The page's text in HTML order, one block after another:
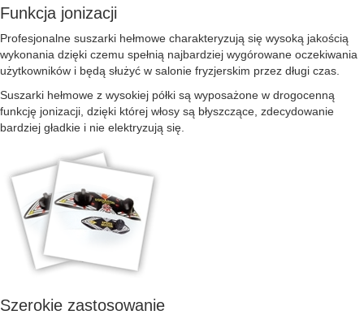
Funkcja jonizacji
Profesjonalne suszarki hełmowe charakteryzują się wysoką jakością
wykonania dzięki czemu spełnią najbardziej wygórowane oczekiwania
użytkowników i będą służyć w salonie fryzjerskim przez długi czas.
Suszarki hełmowe z wysokiej półki są wyposażone w drogocenną
funkcję jonizacji, dzięki której włosy są błyszczące, zdecydowanie
bardziej gładkie i nie elektryzują się.
Szerokie zastosowanie